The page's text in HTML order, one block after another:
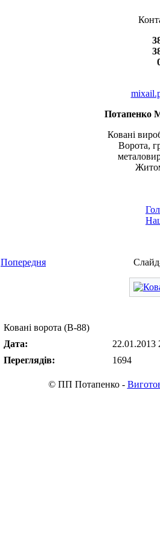
Потапенко
Ковані
Ворота,
Попередня
Ковані ворота (В-88)
Дата:
22.01.2013
Переглядів:
1694
© ПП Потапенко -